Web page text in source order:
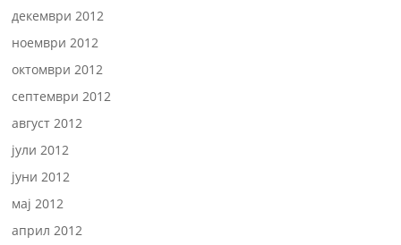
декември 2012
ноември 2012
октомври 2012
септември 2012
август 2012
јули 2012
јуни 2012
мај 2012
април 2012